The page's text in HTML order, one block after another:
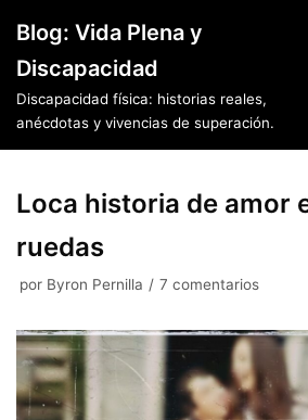
Saltar
al
contenido
Blog: Vida Plena y
Discapacidad
Discapacidad física: historias reales,
anécdotas y vivencias de superación.
Loca historia de amor
ruedas
por Byron Pernilla 7 comentarios